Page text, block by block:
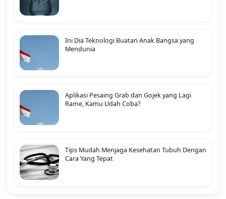
Ini Dia Teknologi Buatan Anak Bangsa yang
Mendunia
Aplikasi Pesaing Grab dan Gojek yang Lagi
Rame, Kamu Udah Coba?
Tips Mudah Menjaga Kesehatan Tubuh Dengan
Cara Yang Tepat